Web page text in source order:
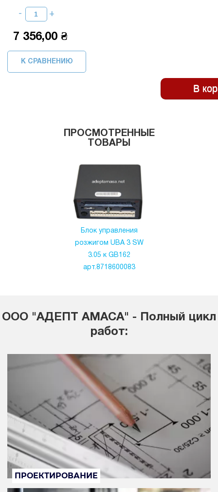
7 356,00 ₴
К СРАВНЕНИЮ
ПРОСМОТРЕННЫЕ
ТОВАРЫ
Блок управления
розжигом UBA 3 SW
3.05 к GB162
арт.8718600083
ООО "АДЕПТ АМАСА" - Полный цикл
работ:
ПРОЕКТИРОВАНИЕ